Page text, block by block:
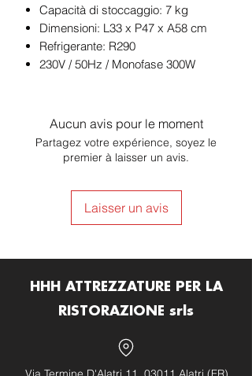
Capacità di stoccaggio: 7 kg
Dimensioni: L33 x P47 x A58 cm
Refrigerante: R290
230V / 50Hz / Monofase 300W
Aucun avis pour le moment
Partagez votre expérience, soyez le
premier à laisser un avis.
Laisser un avis
HHH ATTREZZATURE PER LA
RISTORAZIONE srls